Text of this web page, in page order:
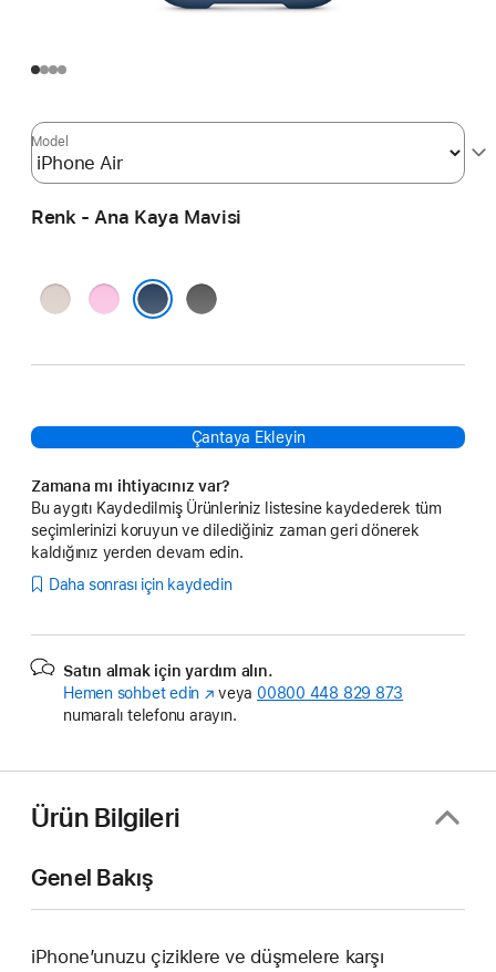
Model
Renk - Ana Kaya Mavisi
KalkerÇakıl
Pembesi
Granit
Çantaya Ekleyin
Zamana mı ihtiyacınız var?
Bu aygıtı Kaydedilmiş Ürünleriniz listesine kaydederek tüm
seçimlerinizi koruyun ve dilediğiniz zaman geri dönerek
kaldığınız yerden devam edin.
Daha sonrası için kaydedin
Satın almak için yardım alın.
Hemen sohbet edin (Yeni
pencerede
veya 00800 448 829 873
numaralı telefonu arayın.
Ürün Bilgileri
Genel Bakış
iPhone’unuzu çiziklere ve düşmelere karşı